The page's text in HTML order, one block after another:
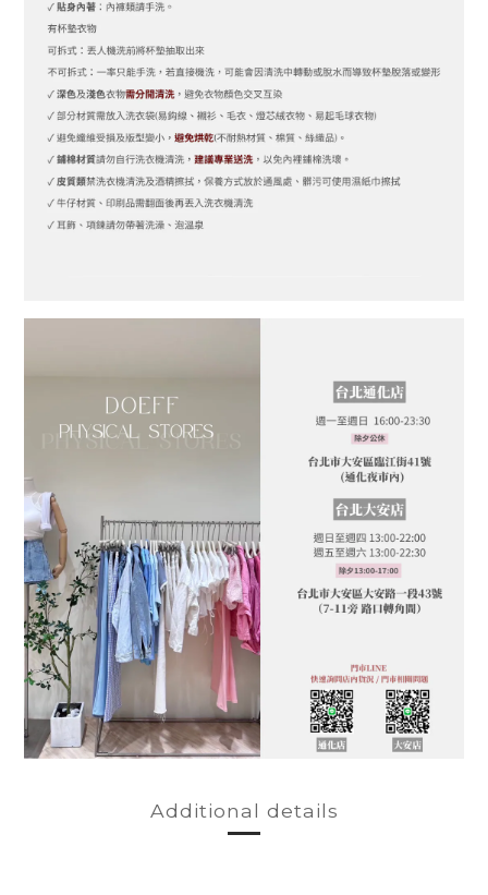
Additional details